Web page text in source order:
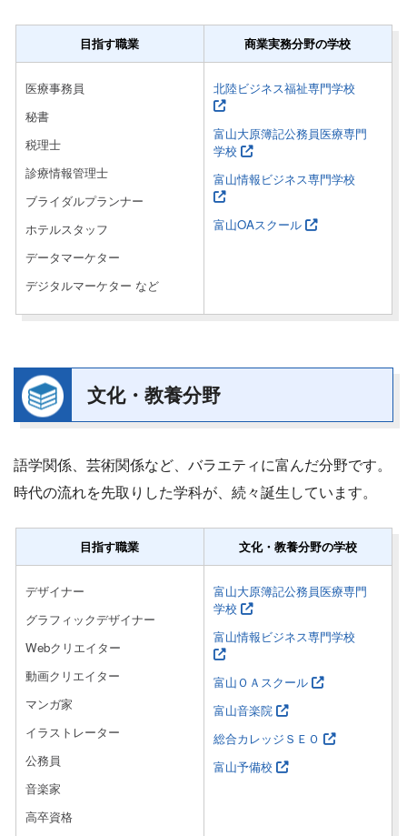
目指す職業 商業実務分野の学校
医療事務員
秘書
税理士
診療情報管理士
ブライダルプランナー
ホテルスタッフ
データマーケター
デジタルマーケター など
北陸ビジネス福祉専門学校
富山大原簿記公務員医療専門
学校
富山情報ビジネス専門学校
富山OAスクール
文化・教養分野
語学関係、芸術関係など、バラエティに富んだ分野です。
時代の流れを先取りした学科が、続々誕生しています。
目指す職業 文化・教養分野の学校
デザイナー
グラフィックデザイナー
Webクリエイター
動画クリエイター
マンガ家
イラストレーター
公務員
音楽家
高卒資格
富山大原簿記公務員医療専門
学校
富山情報ビジネス専門学校
富山ＯＡスクール
富山音楽院
総合カレッジＳＥＯ
富山予備校